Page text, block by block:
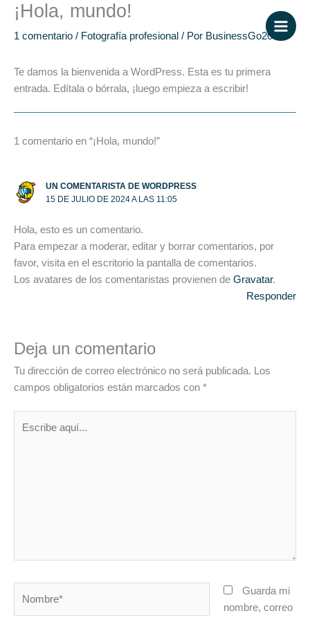
contenido
Main
¡Hola, mundo!
1 comentario / Fotografía profesional / Por BusinessGo2024
Te damos la bienvenida a WordPress. Esta es tu primera
entrada. Edítala o bórrala, ¡luego empieza a escribir!
1 comentario en “¡Hola, mundo!”
UN COMENTARISTA DE WORDPRESS
15 DE JULIO DE 2024 A LAS 11:05
Hola, esto es un comentario.
Para empezar a moderar, editar y borrar comentarios, por
favor, visita en el escritorio la pantalla de comentarios.
Los avatares de los comentaristas provienen de Gravatar.
Responder
Deja un comentario
Tu dirección de correo electrónico no será publicada. Los
campos obligatorios están marcados con *
Guarda mi
nombre, correo